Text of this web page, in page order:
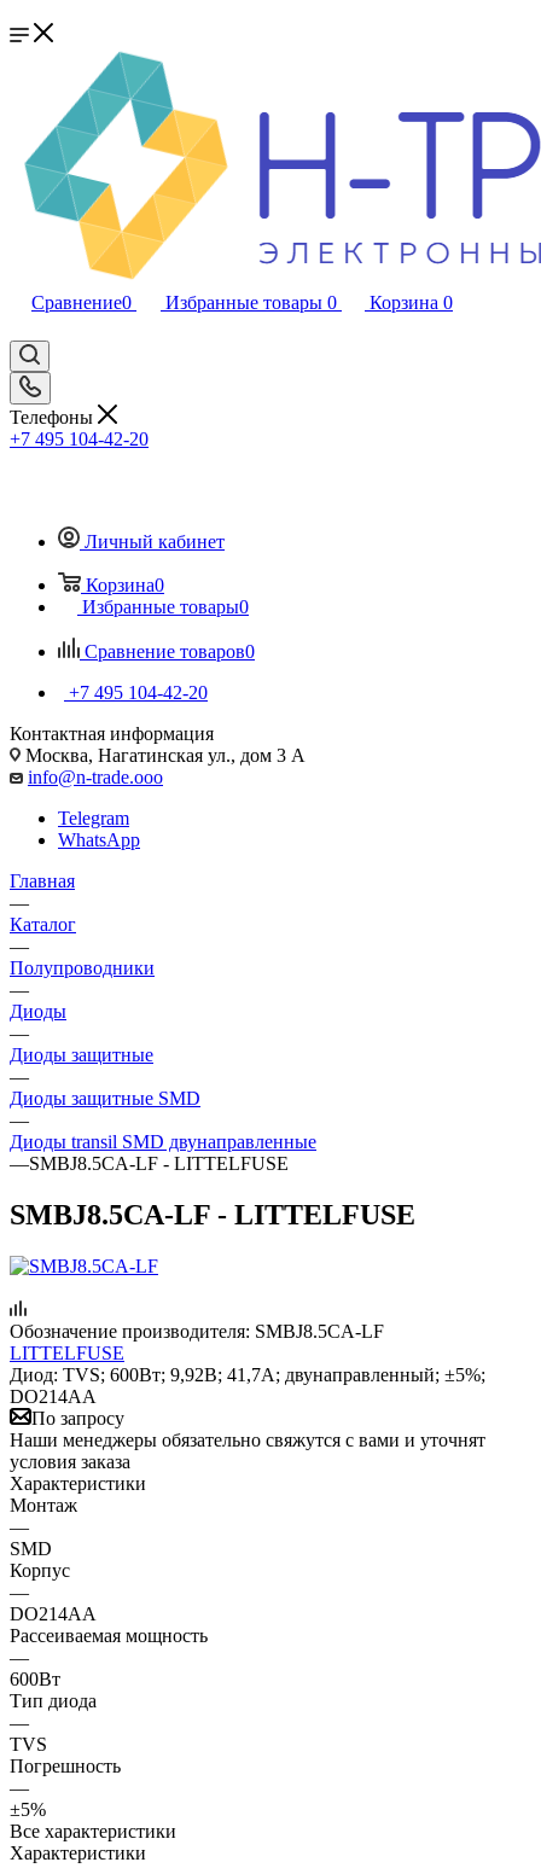
Сравнение0 Избранные товары 0 Корзина 0
Телефоны
+7 495 104-42-20
Личный кабинет
Корзина0
Избранные товары0
Сравнение товаров0
+7 495 104-42-20
Контактная информация
Москва, Нагатинская ул., дом 3 А
info@n-trade.ooo
Telegram
WhatsApp
Главная
—
Каталог
—
Полупроводники
—
Диоды
—
Диоды защитные
—
Диоды защитные SMD
—
Диоды transil SMD двунаправленные
—SMBJ8.5CA-LF - LITTELFUSE
SMBJ8.5CA-LF - LITTELFUSE
Обозначение производителя: SMBJ8.5CA-LF
LITTELFUSE
Диод: TVS; 600Вт; 9,92В; 41,7А; двунаправленный; ±5%;
DO214AA
По запросу
Наши менеджеры обязательно свяжутся с вами и уточнят
условия заказа
Характеристики
Монтаж
—
SMD
Корпус
—
DO214AA
Рассеиваемая мощность
—
600Вт
Тип диода
—
TVS
Погрешность
—
±5%
Все характеристики
Характеристики